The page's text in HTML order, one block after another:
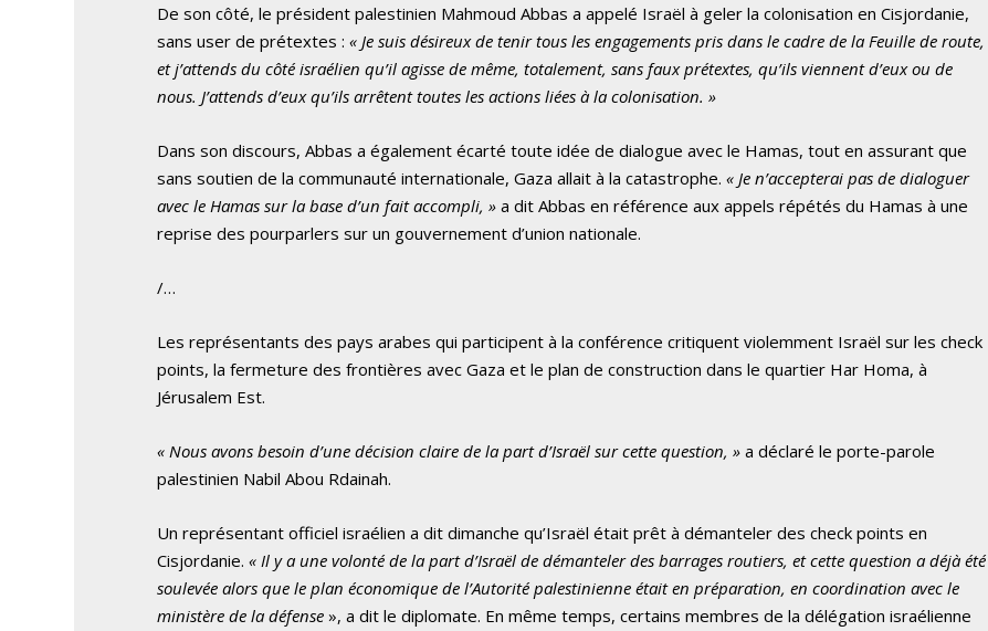
De son côté, le président palestinien Mahmoud Abbas a appelé Israël à geler la colonisation en Cisjordanie,
sans user de prétextes :« Je suis désireux de tenir tous les engagements pris dans le cadre de la Feuille de route,
et j’attends du côté israélien qu’il agisse de même, totalement, sans faux prétextes, qu’ils viennent d’eux ou de
nous. J’attends d’eux qu’ils arrêtent toutes les actions liées à la colonisation. »
Dans son discours, Abbas a également écarté toute idée de dialogue avec le Hamas, tout en assurant que
sans soutien de la communauté internationale, Gaza allait à la catastrophe.« Je n’accepterai pas de dialoguer
avec le Hamas sur la base d’un fait accompli, » a dit Abbas en référence aux appels répétés du Hamas à une
reprise des pourparlers sur un gouvernement d’union nationale.
/…
Les représentants des pays arabes qui participent à la conférence critiquent violemment Israël sur les check
points, la fermeture des frontières avec Gaza et le plan de construction dans le quartier Har Homa, à
Jérusalem Est.
« Nous avons besoin d’une décision claire de la part d’Israël sur cette question, » a déclaré le porte-parole
palestinien Nabil Abou Rdainah.
Un représentant officiel israélien a dit dimanche qu’Israël était prêt à démanteler des check points en
Cisjordanie.« Il y a une volonté de la part d’Israël de démanteler des barrages routiers, et cette question a déjà été
soulevée alors que le plan économique de l’Autorité palestinienne était en préparation, en coordination avec le
ministère de la défense», a dit le diplomate. En même temps, certains membres de la délégation israélienne